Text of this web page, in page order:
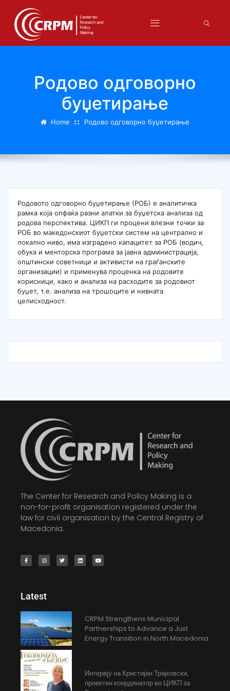
Родово одговорно
буџетирање
Home Родово одговорно буџетирање
Родовото одговорно буџетирање (РОБ) е аналитичка
рамка која опфаќа разни алатки за буџетска анализа од
родова перспектива. ЦИКП ги процени влезни точки за
РОБ во македонскиот буџетски систем на централно и
локално ниво, има изградено капацитет за РОБ (водич,
обука и менторска програма за јавна администрација,
општински советници и активисти на граѓанските
организации) и применува проценка на родовите
корисници, како и анализа на расходите за родовиот
буџет, т.е. анализа на трошоците и нивната
целисходност.
The Center for Research and Policy Making is a
non-for-profit organisation registered under the
law for civil organisation by the Central Registry of
Macedonia.
Latest
CRPM Strengthens Municipal
Partnerships to Advance a Just
Energy Transition in North Macedonia
Интервју на Кристијан Трајковски,
проектен координатор во ЦИКП за